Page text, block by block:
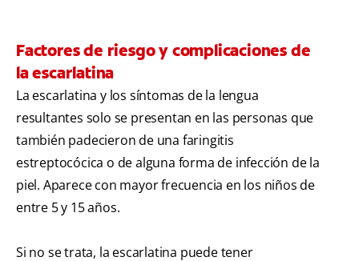
Factores de riesgo y complicaciones de
la escarlatina
La escarlatina y los síntomas de la lengua
resultantes solo se presentan en las personas que
también padecieron de una faringitis
estreptocócica o de alguna forma de infección de la
piel. Aparece con mayor frecuencia en los niños de
entre 5 y 15 años.
Si no se trata, la escarlatina puede tener